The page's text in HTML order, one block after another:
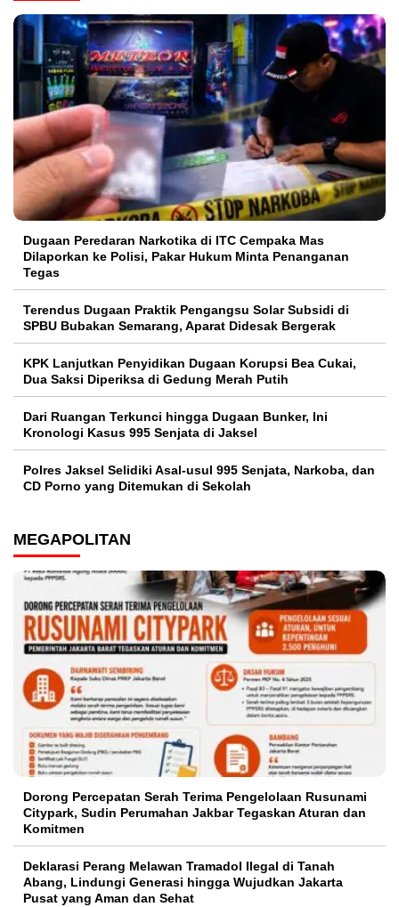
Dugaan Peredaran Narkotika di ITC Cempaka Mas
Dilaporkan ke Polisi, Pakar Hukum Minta Penanganan
Tegas
Terendus Dugaan Praktik Pengangsu Solar Subsidi di
SPBU Bubakan Semarang, Aparat Didesak Bergerak
KPK Lanjutkan Penyidikan Dugaan Korupsi Bea Cukai,
Dua Saksi Diperiksa di Gedung Merah Putih
Dari Ruangan Terkunci hingga Dugaan Bunker, Ini
Kronologi Kasus 995 Senjata di Jaksel
Polres Jaksel Selidiki Asal-usul 995 Senjata, Narkoba, dan
CD Porno yang Ditemukan di Sekolah
MEGAPOLITAN
Dorong Percepatan Serah Terima Pengelolaan Rusunami
Citypark, Sudin Perumahan Jakbar Tegaskan Aturan dan
Komitmen
Deklarasi Perang Melawan Tramadol Ilegal di Tanah
Abang, Lindungi Generasi hingga Wujudkan Jakarta
Pusat yang Aman dan Sehat